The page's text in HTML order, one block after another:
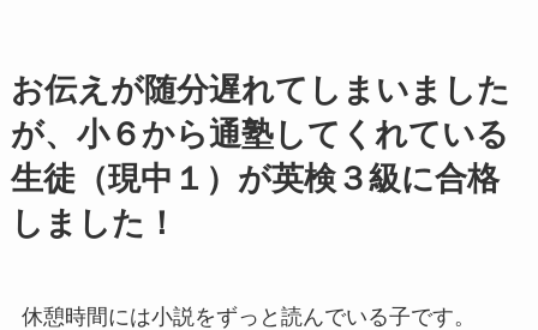
お伝えが随分遅れてしまいました
が、小６から通塾してくれている
生徒（現中１）が英検３級に合格
しました！
休憩時間には小説をずっと読んでいる子です。